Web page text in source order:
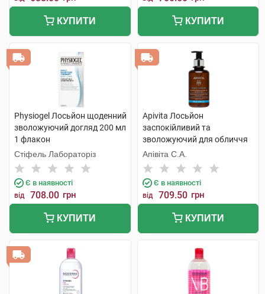
КУПИТИ КУПИТИ
Physiogel Лосьйон щоденний
зволожуючий догляд 200 мл
1 флакон
Стіфель Лабораторіз
Є в наявності
від 708.00 грн
КУПИТИ
Apivita Лосьйон
заспокійливий та
зволожуючий для обличчя
200 мл 1 флакон
Апівіта С.А.
Є в наявності
від 709.50 грн
КУПИТИ